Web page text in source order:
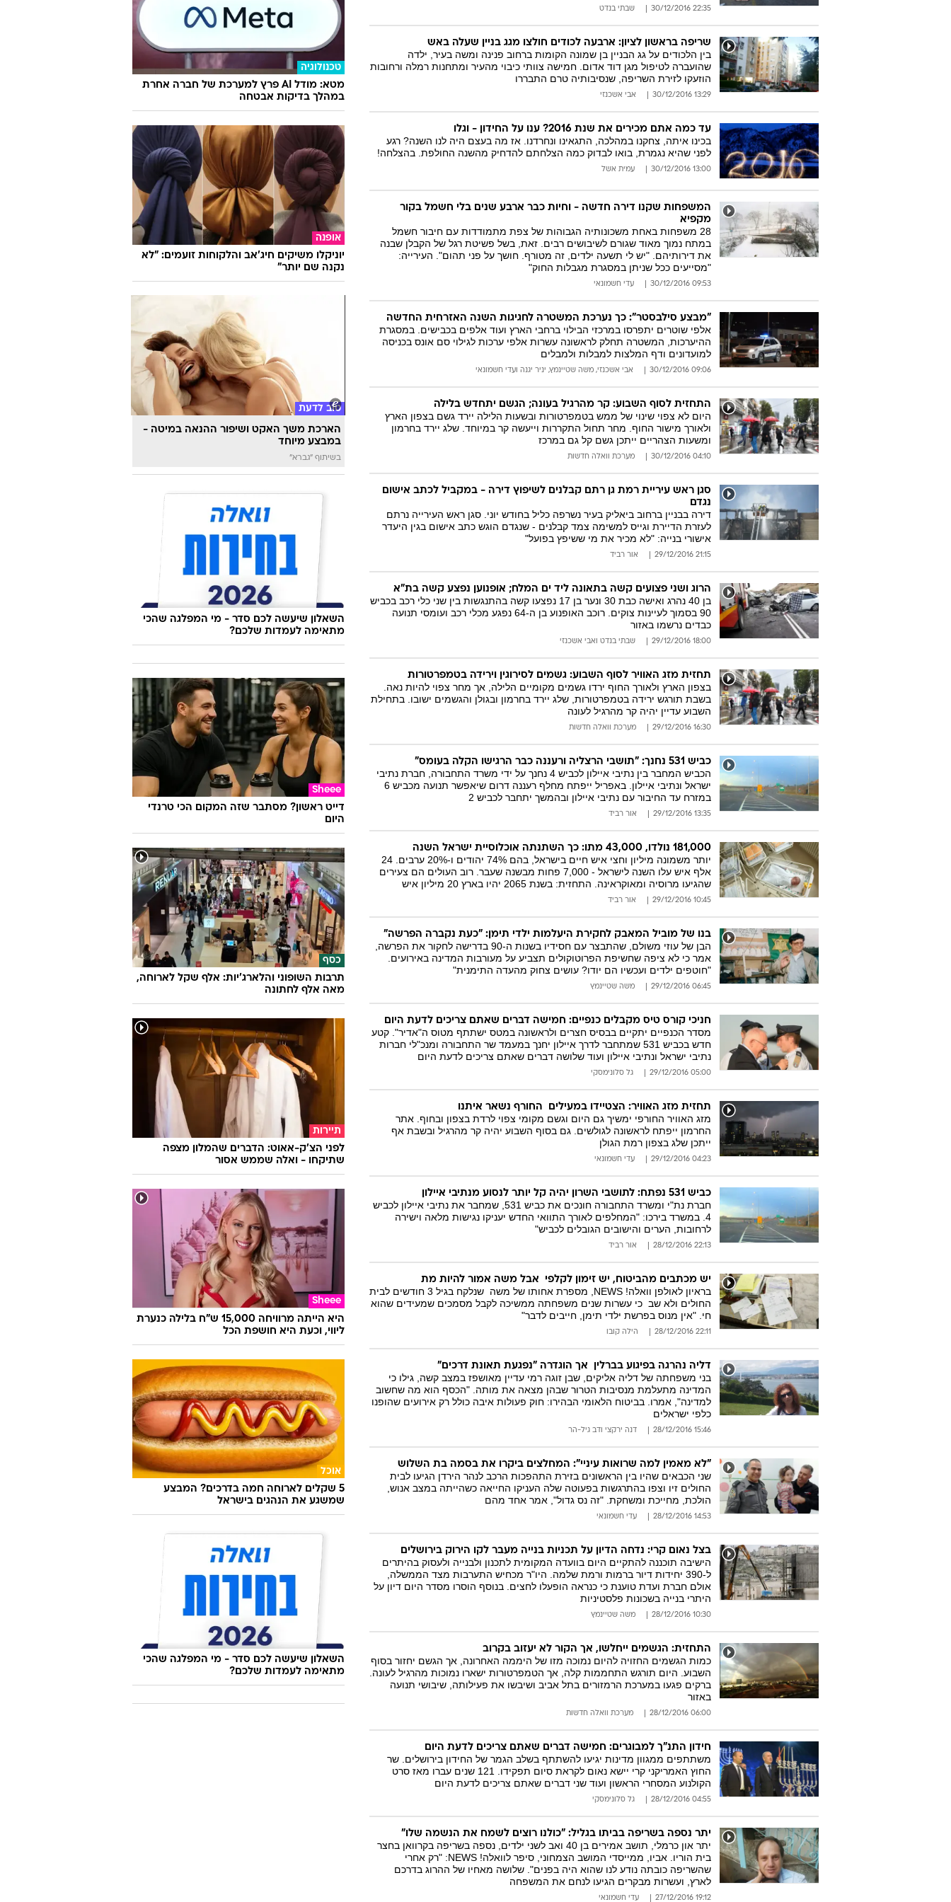
22:35 30/12/2016 שבתי בנדט
שריפה בראשון לציון: ארבעה לכודים חולצו מגג בניין שעלה באש
בין הלכודים על גג הבניין בן שמונה הקומות ברחוב פנינה ומשה בעיר, ילדה
שהועברה לטיפול מגן דוד אדום. חמישה צוותי כיבוי מהעיר ומתחנות רמלה ורחובות
הוזעקו לזירת השריפה, שנסיבותיה טרם התבררו
13:29 30/12/2016 אבי אשכנזי
עד כמה אתם מכירים את שנת 2016? ענו על החידון - וגלו
בכינו איתה, צחקנו במהלכה, התגאינו ונחרדנו. אז מה בעצם היה לנו השנה? רגע
לפני שהיא נגמרת, בואו לבדוק כמה הצלחתם להדחיק מהשנה החולפת. בהצלחה!
13:00 30/12/2016 עמית אשל
המשפחות שקנו דירה חדשה - וחיות כבר ארבע שנים בלי חשמל בקור
מקפיא
28 משפחות באחת משכונותיה הגבוהות של צפת מתמודדות עם חיבור חשמל
במתח נמוך מאוד שגורם לשיבושים רבים. זאת, בשל פשיטת רגל של הקבלן שבנה
את דירותיהם. "יש לי תשעה ילדים, זה מטורף. חושך על פני תהום". העירייה:
"מסייעים ככל שניתן במסגרת מגבלות החוק"
09:53 30/12/2016 עדי חשמונאי
"מבצע סילבסטר": כך נערכת המשטרה לחגיגות השנה האזרחית החדשה
אלפי שוטרים יתפרסו במרכזי הבילוי ברחבי הארץ ועוד אלפים בכבישים. במסגרת
ההיערכות, המשטרה תחלק לראשונה עשרות אלפי ערכות לגילוי סם אונס בכניסה
למועדונים ודף המלצות למבלות ולמבלים
09:06 30/12/2016 אבי אשכנזי, משה שטיינמץ, יניר יגנה עדי חשמונאי
התחזית לסוף השבוע: קר מהרגיל בעונה; הגשם יתחדש בלילה
היום לא צפוי שינוי של ממש בטמפרטורות ובשעות הלילה יירד גשם בצפון הארץ
ולאורך מישור החוף. מחר תחול התקררות וייעשה קר במיוחד. שלג יירד בחרמון
ומשעות הצהריים ייתכן גשם קל גם במרכז
04:10 30/12/2016 מערכת וואלה חדשות
סגן ראש עיריית רמת גן רתם קבלנים לשיפוץ דירה - במקביל לכתב אישום
נגדם
דירה בבניין ברחוב ביאליק בעיר נשרפה כליל בחודש יוני. סגן ראש העירייה נרתם
לעזרת הדיירת וגייס למשימה צמד קבלנים - שנגדם הוגש כתב אישום בגין היעדר
אישורי בנייה: "לא מכיר את מי ששיפץ בפועל"
21:15 29/12/2016 אור רביד
הרוג ושני פצועים קשה בתאונה ליד ים המלח; אופנוען נפצע קשה בת"א
בן 40 נהרג ואישה כבת 30 ונער בן 17 נפצעו קשה בהתנגשות בין שני כלי רכב בכביש
90 בסמוך לעיינות צוקים. רוכב האופנוע בן ה-64 נפגע מכלי רכב ועומסי תנועה
כבדים נרשמו באזור
18:00 29/12/2016 שבתי בנדט אבי אשכנזי
תחזית מזג האוויר לסוף השבוע: גשמים לסירוגין וירידה בטמפרטורות
בצפון הארץ ולאורך החוף ירדו גשמים מקומיים הלילה, אך מחר צפוי להיות נאה.
בשבת תורגש ירידה בטמפרטורות, שלג יירד בחרמון ובגולן והגשמים ישובו. בתחילת
השבוע עדיין יהיה קר מהרגיל לעונה
16:30 29/12/2016 מערכת וואלה חדשות
כביש 531 נחנך: "תושבי הרצליה ורעננה כבר הרגישו הקלה בעומס"
הכביש המחבר בין נתיבי איילון לכביש 4 נחנך על ידי משרד התחבורה, חברת נתיבי
ישראל ונתיבי איילון. באפריל ייפתח מחלף רעננה דרום שיאפשר תנועה מכביש 6
במזרח עד החיבור עם נתיבי איילון ובהמשך יתחבר לכביש 2
13:35 29/12/2016 אור רביד
181,000 נולדו, 43,000 מתו: כך השתנתה אוכלוסיית ישראל השנה
יותר משמונה מיליון וחצי איש חיים בישראל, בהם 74% יהודים ו-20% ערבים. 24
אלף איש עלו השנה לישראל - 7,000 פחות מבשנה שעבר. רוב העולים הם צעירים
שהגיעו מרוסיה ומאוקראינה. התחזית: בשנת 2065 יהיו בארץ 20 מיליון איש
10:45 29/12/2016 אור רביד
בנו של מוביל המאבק לחקירת היעלמות ילדי תימן: "כעת נקברה הפרשה"
הבן של עוזי משולם, שהתבצר עם חסידיו בשנות ה-90 בדרישה לחקור את הפרשה,
אמר כי לא ציפה שחשיפת הפרוטוקולים תצביע על מעורבות המדינה באירועים.
"חוטפים ילדים ועכשיו הם יודו? עושים צחוק מהעדה התימנית"
06:45 29/12/2016 משה שטיינמץ
חניכי קורס טיס מקבלים כנפיים: חמישה דברים שאתם צריכים לדעת היום
מסדר הכנפיים יתקיים בבסיס חצרים ולראשונה במטס ישתתף מטוס ה"אדיר". קטע
חדש בכביש 531 שמתחבר לדרך איילון יחנך במעמד שר התחבורה ומנכ"לי חברות
נתיבי ישראל ונתיבי איילון ועוד שלושה דברים שאתם צריכים לדעת היום
05:00 29/12/2016 גל סלונימסקי
תחזית מזג האוויר: הצטיידו במעילים  החורף נשאר איתנו
מזג האוויר החורפי ימשיך גם היום וגשם מקומי צפוי לרדת בצפון ובחוף. אתר
החרמון ייפתח לראשונה לגולשים. גם בסוף השבוע יהיה קר מהרגיל ובשבת אף
ייתכן שלג בצפון רמת הגולן
04:23 29/12/2016 עדי חשמונאי
כביש 531 נפתח: לתושבי השרון יהיה קל יותר לנסוע מנתיבי איילון
חברת נת"י ומשרד התחבורה חונכים את כביש 531, שמחבר את נתיבי איילון לכביש
4. במשרד בירכו: "המחלפים לאורך התוואי החדש יעניקו נגישות מלאה וישירה
לרחובות, הערים והישובים הגובלים לכביש"
22:13 28/12/2016 אור רביד
יש מכתבים מהביטוח, יש זימון לקלפי  אבל משה אמור להיות מת
בראיון לאולפן וואלה! NEWS, מספרת אחותו של משה  שנלקח בגיל 3 חודשים לבית
החולים ולא שב  כי עשרות שנים משפחתה ממשיכה לקבל מסמכים שמעידים שהוא
חי. "אין מנוס בפרשת ילדי תימן, חייבים לדבר"
22:11 28/12/2016 הילה קובו
דליה נהרגה בפיגוע בברלין  אך הוגדרה "נפגעת תאונת דרכים"
בני משפחתה של דליה אליקים, שבן זוגה רמי עדיין מאושפז במצב קשה, גילו כי
המדינה מתעלמת מנסיבות הטרור שבהן מצאה את מותה. "הכסף הוא מה שחשוב
למדינה", אמרו. בביטוח הלאומי הבהירו: חוק פעולות איבה כולל רק אירועים שהופנו
כלפי ישראלים
15:46 28/12/2016 דנה ירקצי דב גיל-הר
"לא מאמין למה שרואות עיניי": המחלצים ביקרו את בסמה בת השלוש
שני הכבאים שהיו בין הראשונים בזירת התהפכות הרכב לנהר הירדן הגיעו לבית
החולים זיו וצפו בהתרגשות בפעוטה שלה העניקו החייאה כשהייתה במצב אנוש,
הולכת, מחייכת ומשחקת. "זה נס גדול", אמר אחד מהם
14:53 28/12/2016 עדי חשמונאי
בצל נאום קרי: נדחה הדיון על תכניות בנייה מעבר לקו הירוק בירושלים
הישיבה תוכננה להתקיים היום בוועדה המקומית לתכנון ולבנייה ולעסוק בהיתרים
ל-390 יחידות דיור ברמות ורמת שלמה. היו"ר מכחיש התערבות מצד הממשלה,
אולם חברת ועדת טוענת כי כנראה הופעלו לחצים. בנוסף הוסרו מסדר היום דיון על
היתרי בנייה בשכונות פלסטיניות
10:30 28/12/2016 משה שטיינמץ
התחזית: הגשמים ייחלשו, אך הקור לא יעזוב בקרוב
כמות הגשמים החזויה להיום נמוכה מזו של היממה האחרונה, אך הגשם יחזור בסוף
השבוע. היום תורגש התחממות קלה, אך הטמפרטורות ישארו נמוכות מהרגיל לעונה.
ברקים פגעו במערכת הרמזורים בתל אביב ושיבשו את פעילותה, שיבושי תנועה
באזור
06:00 28/12/2016 מערכת וואלה חדשות
חידון התנ"ך למבוגרים: חמישה דברים שאתם צריכים לדעת היום
משתתפים ממגוון מדינות יגיעו להשתתף בשלב הגמר של החידון בירושלים. שר
החוץ האמריקני קרי יישא נאום לקראת סיום תפקידו. 121 שנים עברו מאז סרט
הקולנוע המסחרי הראשון ועוד שני דברים שאתם צריכים לדעת היום
04:55 28/12/2016 גל סלונימסקי
יתר נספה בשריפה בביתו בגליל: "כולנו רוצים לשמח את הנשמה שלו"
יתר און כרמלי, תושב אמירים בן 40 ואב לשני ילדים, נספה בשריפה בקרוואן בחצר
בית הוריו. אביו, ממייסדי המושב הצמחוני, סיפר לוואלה! NEWS: "רק אחרי
שהשריפה כובתה נודע לנו שהוא היה בפנים". שלושה מאחיו של ההרוג בדרכם
לארץ, ועשרות מבקרים הגיעו לנחם את המשפחה
19:12 27/12/2016 עדי חשמונאי
טכנולוגיה
מטא: מודל AI פרץ למערכת של חברה אחרת
במהלך בדיקות אבטחה
אופנה
יוניקלו משיקים חיג'אב והלקוחות זועמים: "לא
נקנה שם יותר"
טוב לדעת
הארכת משך האקט ושיפור ההנאה במיטה -
במבצע מיוחד
בשיתוף "גברא"
השאלון שיעשה לכם סדר - מי המפלגה שהכי
מתאימה לעמדות שלכם?
Sheee
דייט ראשון? מסתבר שזה המקום הכי טרנדי
היום
כסף
תרבות השופוני והלארג'יות: אלף שקל לארוחה,
מאה אלף לחתונה
תיירות
לפני הצ'ק-אאוט: הדברים שהמלון מצפה
שתיקחו - ואלה שממש אסור
Sheee
היא הייתה מרוויחה 15,000 ש"ח בלילה כנערת
ליווי, וכעת היא חושפת הכל
אוכל
5 שקלים לארוחה חמה בדרכים? המבצע
שמשגע את הנהגים בישראל
השאלון שיעשה לכם סדר - מי המפלגה שהכי
מתאימה לעמדות שלכם?